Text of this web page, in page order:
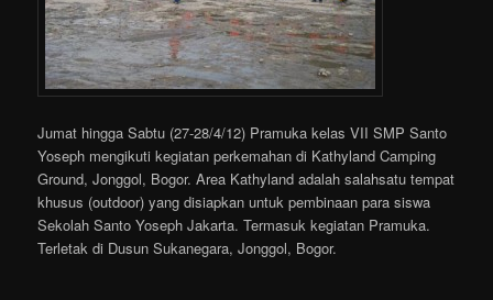
Jumat hingga Sabtu (27-28/4/12) Pramuka kelas VII SMP Santo
Yoseph mengikuti kegiatan perkemahan di Kathyland Camping
Ground, Jonggol, Bogor. Area Kathyland adalah salahsatu tempat
khusus (outdoor) yang disiapkan untuk pembinaan para siswa
Sekolah Santo Yoseph Jakarta. Termasuk kegiatan Pramuka.
Terletak di Dusun Sukanegara, Jonggol, Bogor.